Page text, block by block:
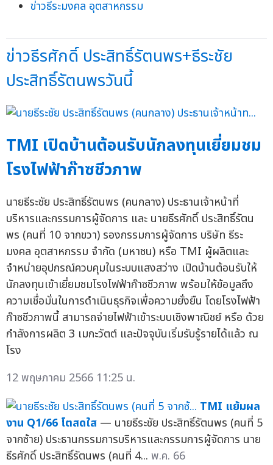
ข่าวธีระมงคล อุตสาหกรรม
ข่าวธีรศักดิ์ ประสิทธิ์รัตนพร+ธีระชัย
ประสิทธิ์รัตนพรวันนี้
TMI เปิดบ้านต้อนรับนักลงทุนเยี่ยมชม
โรงไฟฟ้าก๊าซชีวภาพ
นายธีระชัย ประสิทธิ์รัตนพร (คนกลาง) ประธานเจ้าหน้าที่
บริหารและกรรมการผู้จัดการ และ นายธีรศักดิ์ ประสิทธิ์รัตน
พร (คนที่ 10 จากขวา) รองกรรมการผู้จัดการ บริษัท ธีระ
มงคล อุตสาหกรรม จำกัด (มหาชน) หรือ TMI ผู้ผลิตและ
จำหน่ายอุปกรณ์ควบคุมในระบบแสงสว่าง เปิดบ้านต้อนรับให้
นักลงทุนเข้าเยี่ยมชมโรงไฟฟ้าก๊าซชีวภาพ พร้อมให้ข้อมูลถึง
ความเชื่อมั่นในการดำเนินธุรกิจเพื่อความยั่งยืน โดยโรงไฟฟ้า
ก๊าซชีวภาพนี้ สามารถจ่ายไฟฟ้าเข้าระบบเชิงพาณิชย์ หรือ ด้วย
กำลังการผลิต 3 เมกะวัตต์ และปัจจุบันเริ่มรับรู้รายได้แล้ว ณ
โรง
12 พฤษภาคม 2566 11:25 น.
TMI แย้มผล
งาน Q1/66 โตสดใส — นายธีระชัย ประสิทธิ์รัตนพร (คนที่ 5
จากซ้าย) ประธานกรรมการบริหารและกรรมการผู้จัดการ นาย
ธีรศักดิ์ ประสิทธิ์รัตนพร (คนที่ 4... พ.ค. 66